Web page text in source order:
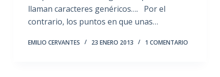
llaman caracteres genéricos…. Por el
contrario, los puntos en que unas…
EMILIO CERVANTES 23 ENERO 2013 1 COMENTARIO